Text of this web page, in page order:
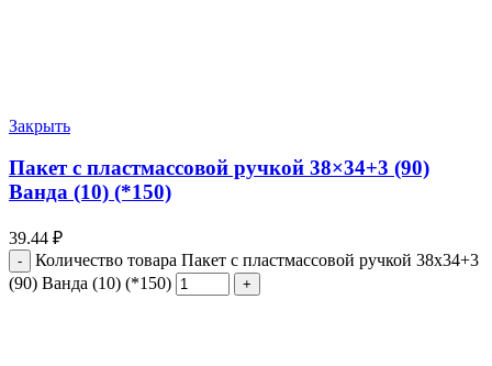
Закрыть
Пакет с пластмассовой ручкой 38×34+3 (90)
Ванда (10) (*150)
39.44 ₽
Количество товара Пакет с пластмассовой ручкой 38x34+3
(90) Ванда (10) (*150)